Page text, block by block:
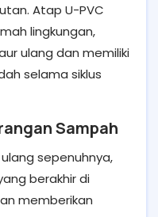
Atap U-PVC
lingkungan,
ulang dan memiliki
selama siklus
Sampah
sepenuhnya,
berakhir di
memberikan